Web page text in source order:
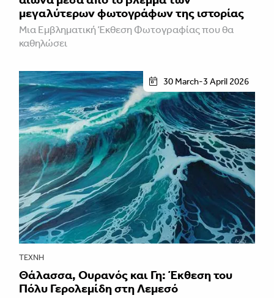
μεγαλύτερων φωτογράφων της ιστορίας
Μια Εμβληματική Έκθεση Φωτογραφίας που θα
καθηλώσει
30 March-3 April 2026
ΤΈΧΝΗ
Θάλασσα, Ουρανός και Γη: Έκθεση του
Πόλυ Γερολεμίδη στη Λεμεσό